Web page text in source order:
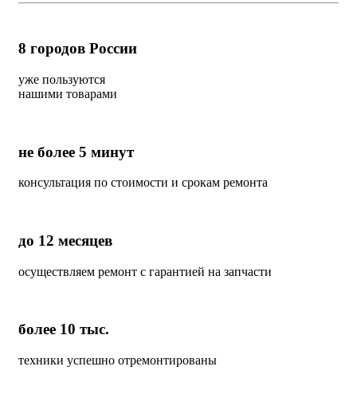
8 городов России
уже пользуются
нашими товарами
не более 5 минут
консультация по стоимости и срокам ремонта
до 12 месяцев
осуществляем ремонт с гарантией на запчасти
более 10 тыс.
техники успешно отремонтированы